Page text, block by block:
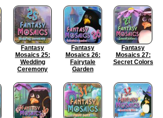
Fantasy
Mosaics 25:
Wedding
Ceremony
Fantasy
Mosaics 26:
Fairytale
Garden
Fantasy
Mosaics 27:
Secret Colors